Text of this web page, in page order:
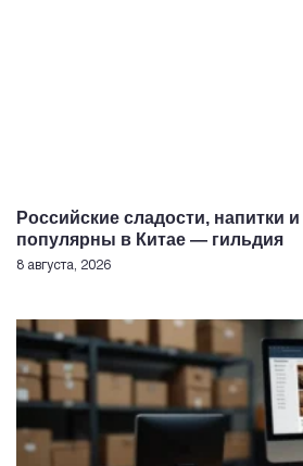
Российские сладости, напитки
популярны в Китае — гильдия
8 августа, 2026